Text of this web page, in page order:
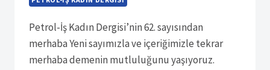
Petrol-İş Kadın Dergisi’nin 62. sayısından
merhaba Yeni sayımızla ve içeriğimizle tekrar
merhaba demenin mutluluğunu yaşıyoruz.